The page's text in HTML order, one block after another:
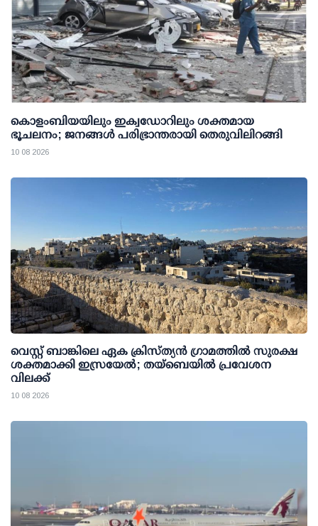
കൊളംബിയയിലും ഇക്വഡോറിലും ശക്തമായ
ഭൂചലനം; ജനങ്ങൾ പരിഭ്രാന്തരായി തെരുവിലിറങ്ങി
10 08 2026
വെസ്റ്റ് ബാങ്കിലെ ഏക ക്രിസ്ത്യൻ ഗ്രാമത്തിൽ സുരക്ഷ
ശക്തമാക്കി ഇസ്രയേൽ; തയ്ബെയിൽ പ്രവേശന
വിലക്ക്
10 08 2026